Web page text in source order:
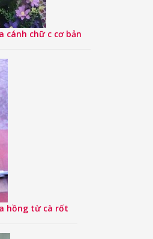
cánh chữ c cơ bản
hồng từ cà rốt